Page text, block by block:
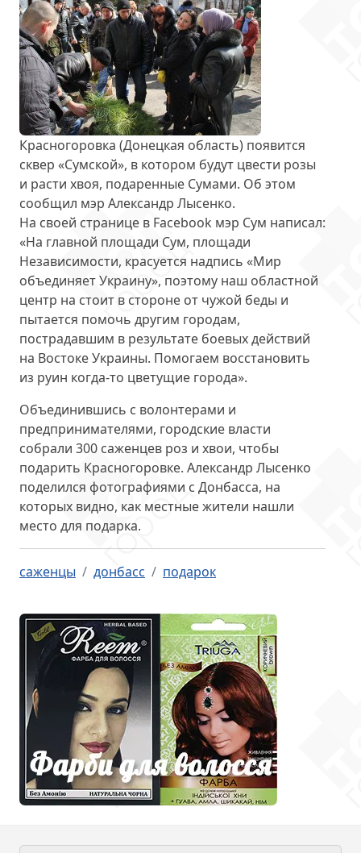
Красногоровка (Донецкая область) появится
сквер «Сумской», в котором будут цвести розы
и расти хвоя, подаренные Сумами. Об этом
сообщил мэр Александр Лысенко.
На своей странице в Facebook мэр Сум написал:
«На главной площади Сум, площади
Независимости, красуется надпись «Мир
объединяет Украину», поэтому наш областной
центр на стоит в стороне от чужой беды и
пытается помочь другим городам,
пострадавшим в результате боевых действий
на Востоке Украины. Помогаем восстановить
из руин когда-то цветущие города».
Объединившись с волонтерами и
предпринимателями, городские власти
собрали 300 саженцев роз и хвои, чтобы
подарить Красногоровке. Александр Лысенко
поделился фотографиями с Донбасса, на
которых видно, как местные жители нашли
место для подарка.
саженцы донбасс подарок